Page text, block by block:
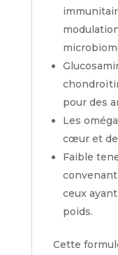
pour des
Les
cœur et de
Faible
ceux
poids.
Cette